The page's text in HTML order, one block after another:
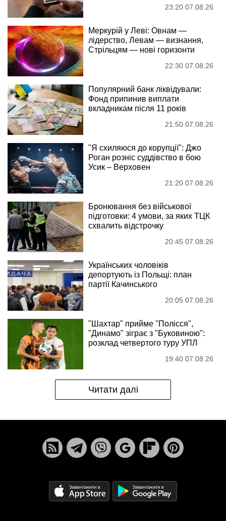
23:20 07.08.26
Меркурій у Леві: Овнам —
лідерство, Левам — визнання,
Стрільцям — нові горизонти
22:30 07.08.26
Популярний банк ліквідували:
Фонд припинив виплати
вкладникам після 11 років
21:50 07.08.26
"Я схиляюся до корупції": Джо
Роган розніс суддівство в бою
Усик – Верховен
21:20 07.08.26
Бронювання без військової
підготовки: 4 умови, за яких ТЦК
схвалить відстрочку
20:45 07.08.26
Українських чоловіків
депортують із Польщі: план
партії Качинського
20:05 07.08.26
"Шахтар" прийме "Полісся",
"Динамо" зіграє з "Буковиною":
розклад четвертого туру УПЛ
19:40 07.08.26
Читати далі